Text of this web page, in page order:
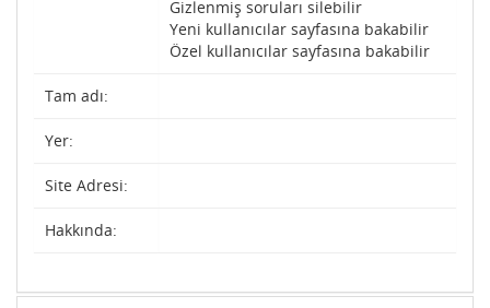
Gizlenmiş soruları silebilir
Yeni kullanıcılar sayfasına bakabilir
Özel kullanıcılar sayfasına bakabilir
Tam adı:
Yer:
Site Adresi:
Hakkında: